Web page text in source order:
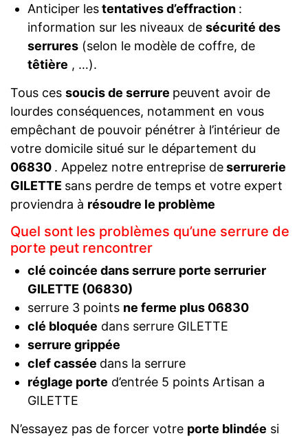
Anticiper lestentatives d’effraction :
information sur les niveaux de sécurité des
serrures(selon le modèle de coffre, de
têtière , …).
Tous ces soucis de serrure peuvent avoir de
lourdes conséquences, notamment en vous
empêchant de pouvoir pénétrer à l’intérieur de
votre domicile situé sur le département du
06830 . Appelez notre entreprise deserrurerie
GILETTE sans perdre de temps et votre expert
proviendra à résoudre le problème
Quel sont les problèmes qu’une serrure de
porte peut rencontrer
clé coincée dans serrure porte serrurier
GILETTE (06830)
serrure 3 points ne ferme plus 06830
clé bloquée dans serrure GILETTE
serrure grippée
clef cassée dans la serrure
réglage porte d’entrée 5 points Artisan a
GILETTE
N’essayez pas de forcer votre porte blindée si